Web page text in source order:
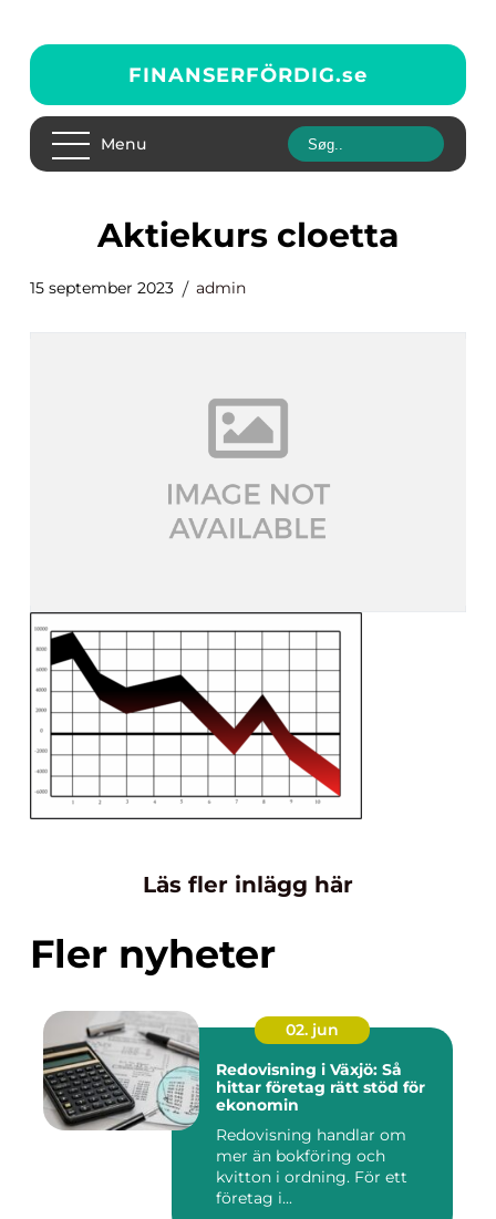
FINANSERFÖRDIG.se
Menu
aktiekurs cloetta
15 september 2023 admin
Läs fler inlägg här
Fler nyheter
02. jun
Redovisning i Växjö: Så
hittar företag rätt stöd för
ekonomin
Redovisning handlar om
mer än bokföring och
kvitton i ordning. För ett
företag i...